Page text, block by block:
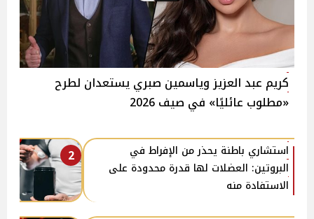
كريم عبد العزيز وياسمين صبري يستعدان لطرح
«مطلوب عائليًا» في صيف 2026
2
استشاري باطنة يحذر من الإفراط في
البروتين: العضلات لها قدرة محدودة على
الاستفادة منه